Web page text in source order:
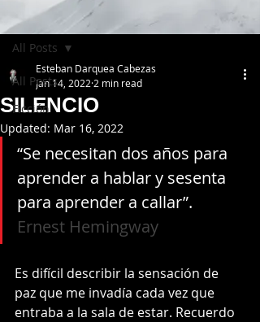
All Posts
Ficción
All Posts
SILENCIO
Esteban Darquea Cabezas
Jan 14, 2022 2 min read
Updated: Mar 16, 2022
“Se necesitan dos años para
aprender a hablar y sesenta
para aprender a callar”.
Ernest Hemingway
Es difícil describir la sensación de
paz que me invadía cada vez que
entraba a la sala de estar. Recuerdo